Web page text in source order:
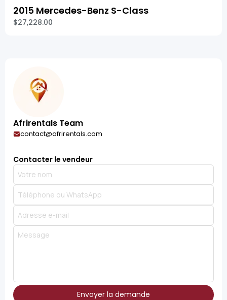
2015 Mercedes-Benz S-Class
$27,228.00
Afrirentals Team
contact@afrirentals.com
Contacter le vendeur
Envoyer la demande